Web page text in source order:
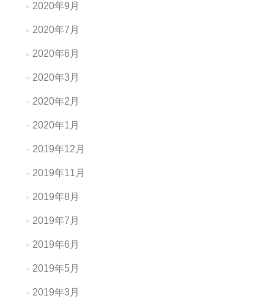
2020年9月
2020年7月
2020年6月
2020年3月
2020年2月
2020年1月
2019年12月
2019年11月
2019年8月
2019年7月
2019年6月
2019年5月
2019年3月